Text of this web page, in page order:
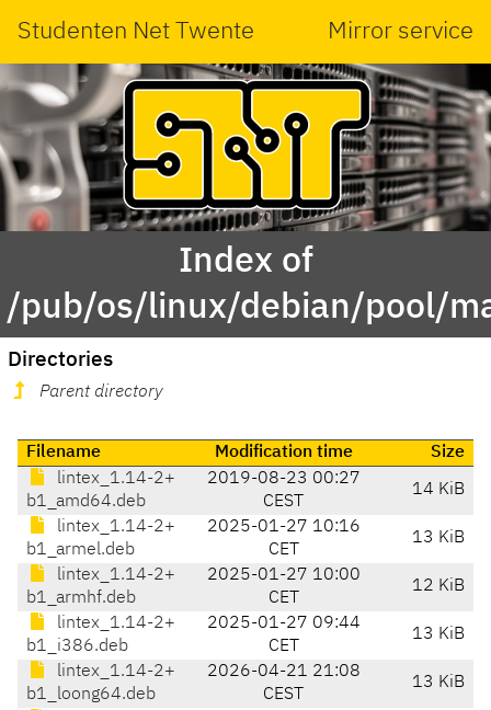
Studenten Net Twente Mirror service
Index of
/pub/os/linux/debian/pool/
Directories
Parent directory
Filename Modification time
Size
lintex_1.14-2+
b1_amd64.deb
2019-08-23 00:27
CEST
14 KiB
lintex_1.14-2+
b1_armel.deb
2025-01-27 10:16
CET
13 KiB
lintex_1.14-2+
b1_armhf.deb
2025-01-27 10:00
CET
12 KiB
lintex_1.14-2+
b1_i386.deb
2025-01-27 09:44
CET
13 KiB
lintex_1.14-2+
b1_loong64.deb
2026-04-21 21:08
CEST
13 KiB